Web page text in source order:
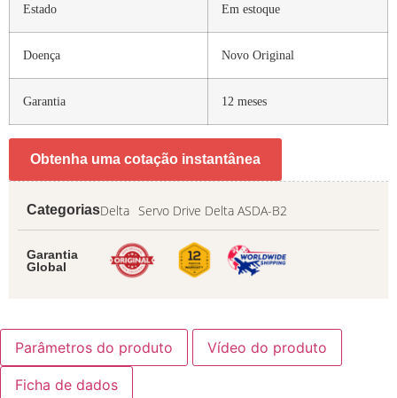
Estado Em estoque
Doença Novo Original
Garantia 12 meses
Obtenha uma cotação instantânea
CategoriasDelta Servo Drive Delta ASDA-B2
Garantia
Global
Parâmetros do produto Vídeo do produto
Ficha de dados